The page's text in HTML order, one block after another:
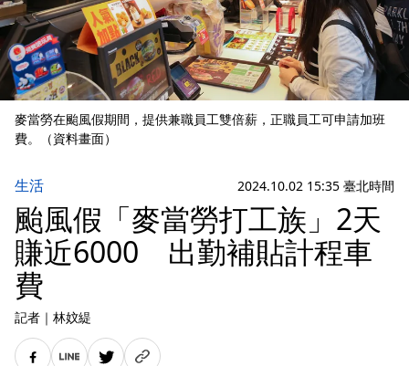
麥當勞在颱風假期間，提供兼職員工雙倍薪，正職員工可申請加班
費。（資料畫面）
生活 2024.10.02 15:35 臺北時間
颱風假「麥當勞打工族」2天
賺近6000 出勤補貼計程車
費
記者 ｜ 林妏緹